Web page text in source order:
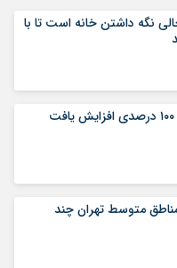
نگه داشتن خانه است تا با
متوسط تهران چند